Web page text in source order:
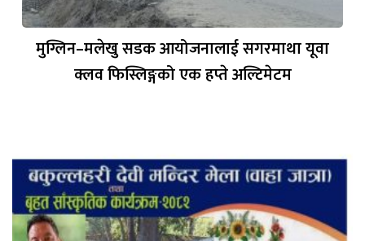
मुग्लिन–मलेखु सडक आयोजनालाई सगरमाथा यूवा
क्लव फिस्लिङ्गको एक हप्ते अल्टिमेटम